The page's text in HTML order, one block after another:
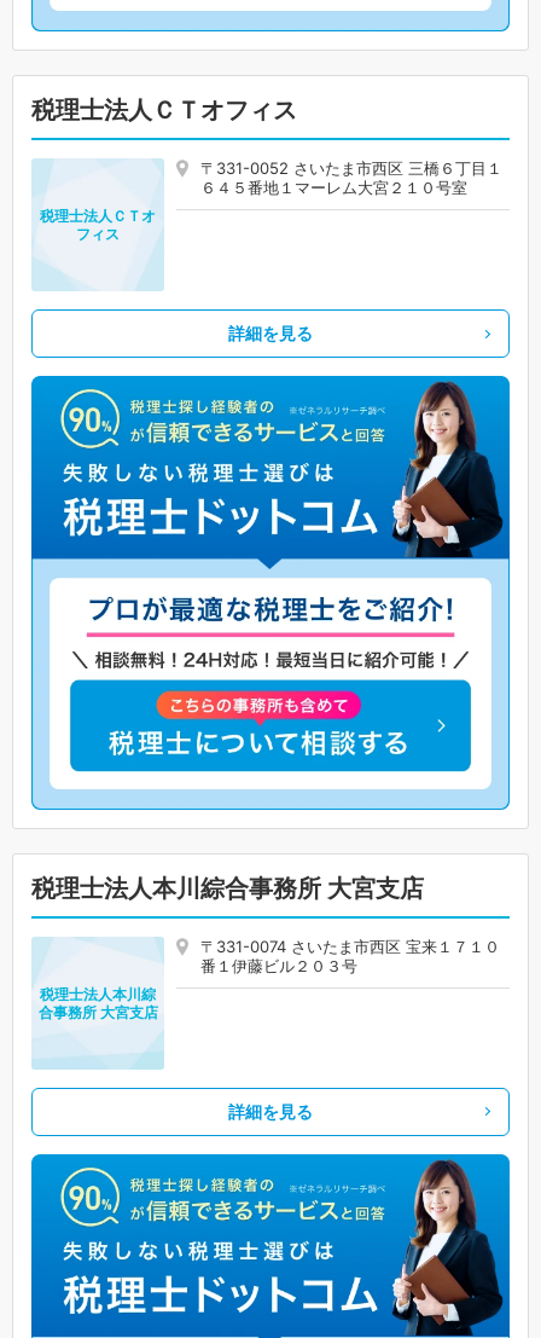
税理士法人ＣＴオフィス
〒331-0052 さいたま市西区 三橋６丁目１
６４５番地１マーレム大宮２１０号室
税理士法人ＣＴオ
フィス
詳細を見る
税理士法人本川綜合事務所 大宮支店
〒331-0074 さいたま市西区 宝来１７１０
番１伊藤ビル２０３号
税理士法人本川綜
合事務所 大宮支店
詳細を見る